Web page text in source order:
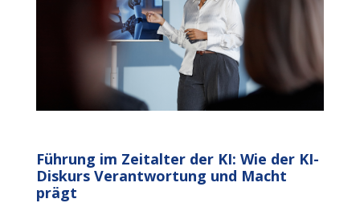
Führung im Zeitalter der KI: Wie der KI-
Diskurs Verantwortung und Macht
prägt